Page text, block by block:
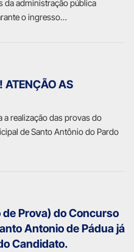
da administração pública
o ingresso…
ATENÇÃO AS
realização das provas do
de Santo Antônio do Pardo
Prova) do Concurso
Antonio de Pádua já
Candidato.